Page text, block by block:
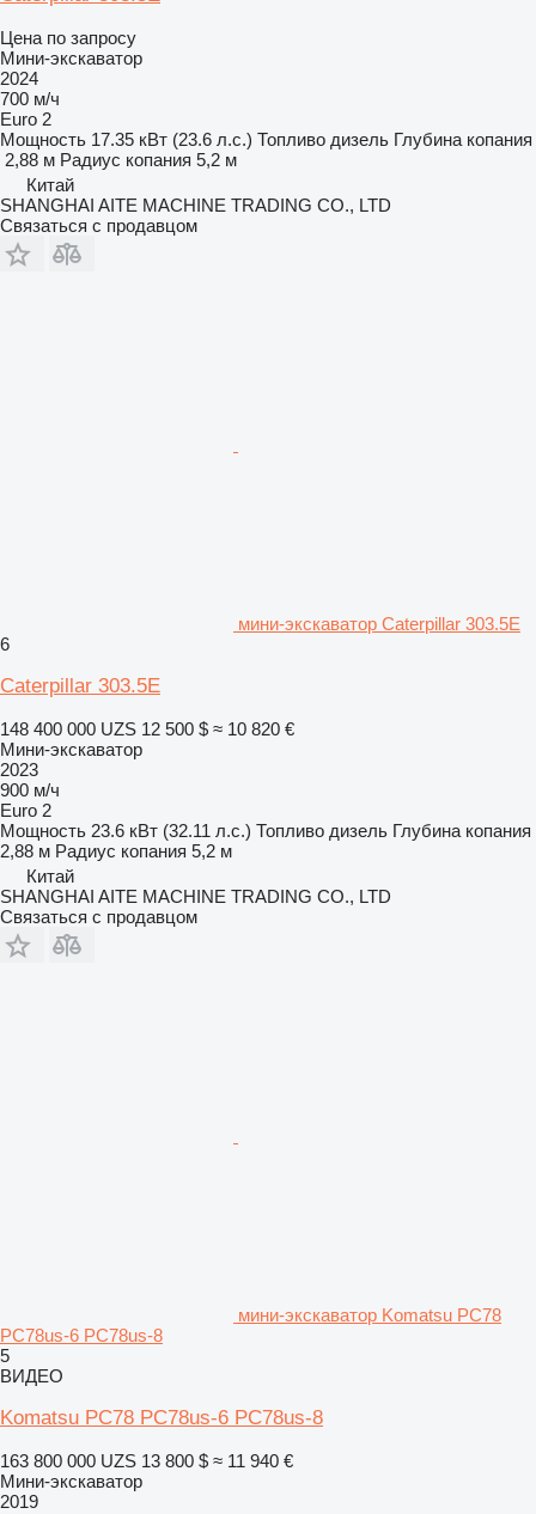
Цена по запросу
Мини-экскаватор
2024
700 м/ч
Euro 2
Мощность 17.35 кВт (23.6 л.с.) Топливо дизель Глубина копания
2,88 м Радиус копания 5,2 м
Китай
SHANGHAI AITE MACHINE TRADING CO., LTD
Связаться с продавцом
мини-экскаватор Caterpillar 303.5E
6
Caterpillar 303.5E
148 400 000 UZS 12 500 $ ≈ 10 820 €
Мини-экскаватор
2023
900 м/ч
Euro 2
Мощность 23.6 кВт (32.11 л.с.) Топливо дизель Глубина копания
2,88 м Радиус копания 5,2 м
Китай
SHANGHAI AITE MACHINE TRADING CO., LTD
Связаться с продавцом
мини-экскаватор Komatsu PC78
PC78us-6 PC78us-8
5
ВИДЕО
Komatsu PC78 PC78us-6 PC78us-8
163 800 000 UZS 13 800 $ ≈ 11 940 €
Мини-экскаватор
2019